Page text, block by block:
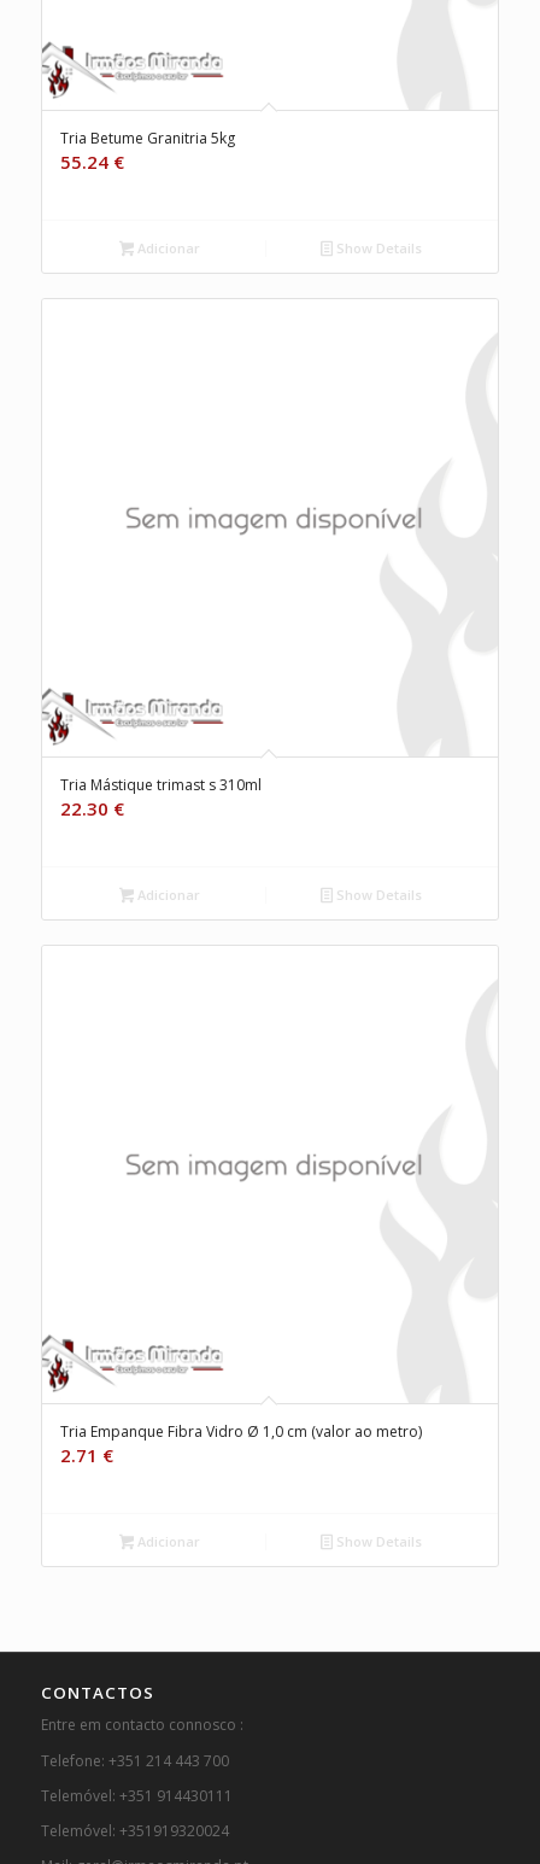
Tria Betume Granitria 5kg
55.24 €
Adicionar Show Details
Tria Mástique trimast s 310ml
22.30 €
Adicionar Show Details
Tria Empanque Fibra Vidro Ø 1,0 cm (valor ao metro)
2.71 €
Adicionar Show Details
CONTACTOS
Entre em contacto connosco :
Telefone: +351 214 443 700
Telemóvel: +351 914430111
Telemóvel: +351919320024